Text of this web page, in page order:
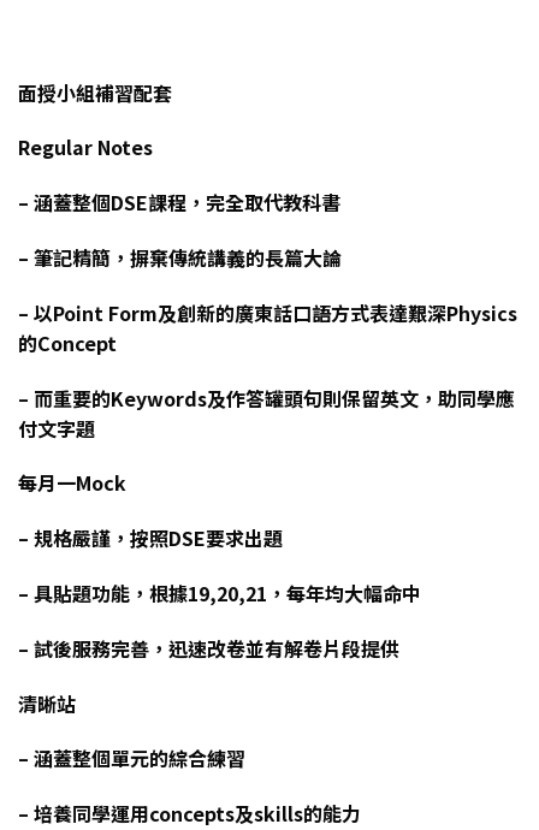
面授小組補習配套
Regular Notes
– 涵蓋整個DSE課程，完全取代教科書
– 筆記精簡，摒棄傳統講義的長篇大論
– 以Point Form及創新的廣東話口語方式表達艱深Physics
的Concept
– 而重要的Keywords及作答罐頭句則保留英文，助同學應
付文字題
每月一Mock
– 規格嚴謹，按照DSE要求出題
– 具貼題功能，根據19,20,21，每年均大幅命中
– 試後服務完善，迅速改卷並有解卷片段提供
清晰站
– 涵蓋整個單元的綜合練習
– 培養同學運用concepts及skills的能力